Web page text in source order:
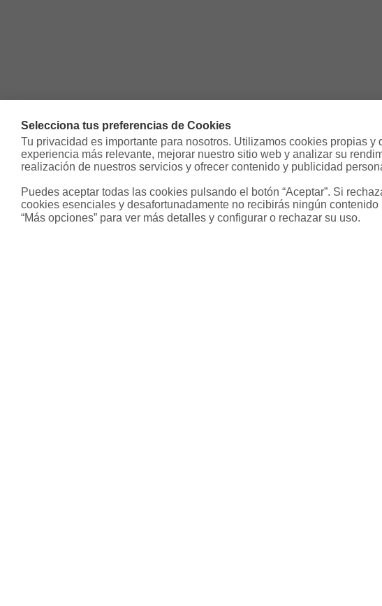
Selecciona tus preferencias de Cookies
Tu privacidad es importante para nosotros. Utilizamos cookies propias y
experiencia más relevante, mejorar nuestro sitio web y analizar su
realización de nuestros servicios y ofrecer contenido y publicidad
Puedes aceptar todas las cookies pulsando el botón “Aceptar”. Si
cookies esenciales y desafortunadamente no recibirás ningún
“Más opciones” para ver más detalles y configurar o rechazar su uso.